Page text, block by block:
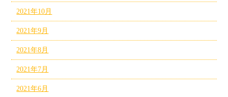
2021年10月
2021年9月
2021年8月
2021年7月
2021年6月